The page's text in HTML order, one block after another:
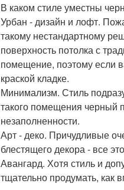
В каком стиле уместны
Урбан - дизайн и лофт.
такому нестандартному
поверхность потолка с
помещение, поэтому если
краской кладке.
Минимализм. Стиль
такого помещения черный
незаполненности.
Арт - деко. Причудливые
блестящего декора - все
Авангард. Хотя стиль и
тщательно продумать, как